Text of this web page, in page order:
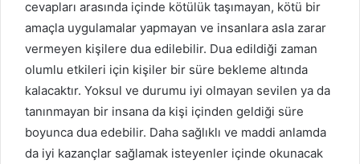
cevapları arasında içinde kötülük taşımayan, kötü bir
amaçla uygulamalar yapmayan ve insanlara asla zarar
vermeyen kişilere dua edilebilir. Dua edildiği zaman
olumlu etkileri için kişiler bir süre bekleme altında
kalacaktır. Yoksul ve durumu iyi olmayan sevilen ya da
tanınmayan bir insana da kişi içinden geldiği süre
boyunca dua edebilir. Daha sağlıklı ve maddi anlamda
da iyi kazançlar sağlamak isteyenler içinde okunacak